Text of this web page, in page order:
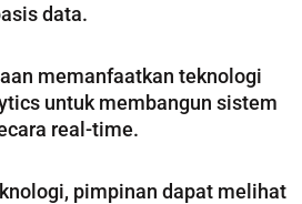
data.
memanfaatkan teknologi
untuk membangun sistem
real-time.
pimpinan dapat melihat